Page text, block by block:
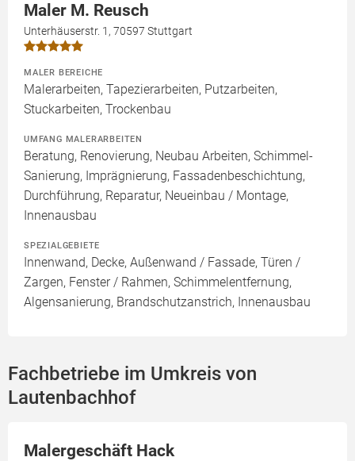
Maler M. Reusch
Unterhäuserstr. 1, 70597 Stuttgart
MALER BEREICHE
Malerarbeiten, Tapezierarbeiten, Putzarbeiten,
Stuckarbeiten, Trockenbau
UMFANG MALERARBEITEN
Beratung, Renovierung, Neubau Arbeiten, Schimmel-
Sanierung, Imprägnierung, Fassadenbeschichtung,
Durchführung, Reparatur, Neueinbau / Montage,
Innenausbau
SPEZIALGEBIETE
Innenwand, Decke, Außenwand / Fassade, Türen /
Zargen, Fenster / Rahmen, Schimmelentfernung,
Algensanierung, Brandschutzanstrich, Innenausbau
Fachbetriebe im Umkreis von
Lautenbachhof
Malergeschäft Hack